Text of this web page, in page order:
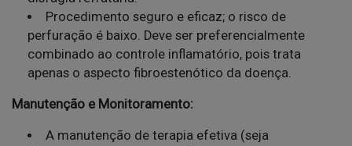
Procedimento seguro e eficaz; o risco de
perfuração é baixo. Deve ser preferencialmente
combinado ao controle inflamatório, pois trata
apenas o aspecto fibroestenótico da doença.
Manutenção e Monitoramento:
A manutenção de terapia efetiva (seja